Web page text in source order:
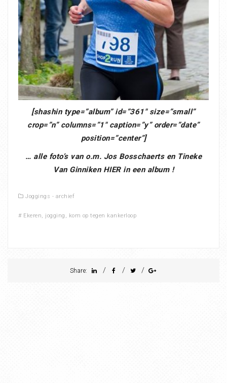
[shashin type=”album” id=”361″ size=”small”
crop=”n” columns=”1″ caption=”y” order=”date”
position=”center”]
… alle foto’s van o.m. Jos Bosschaerts en Tineke
Van Ginniken HIER in een album !
Joggings - archief
# Ekeren, jogging , kom op tegen kankerloop
Share: / / /